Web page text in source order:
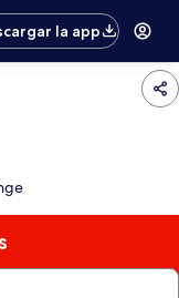
la app